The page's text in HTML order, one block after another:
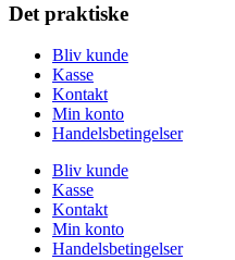
Det praktiske
Bliv kunde
Kasse
Kontakt
Min konto
Handelsbetingelser
Bliv kunde
Kasse
Kontakt
Min konto
Handelsbetingelser